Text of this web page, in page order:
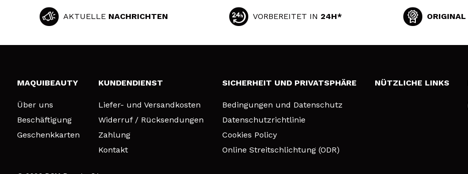
AKTUELLE NACHRICHTEN VORBEREITET IN 24H* ORIGINAL
MAQUIBEAUTY
Über uns
Beschäftigung
Geschenkkarten
KUNDENDIENST
Liefer- und Versandkosten
Widerruf / Rücksendungen
Zahlung
Kontakt
SICHERHEIT UND PRIVATSPHÄRE
Bedingungen und Datenschutz
Datenschutzrichtlinie
Cookies Policy
Online Streitschlichtung (ODR)
NÜTZLICHE LINKS